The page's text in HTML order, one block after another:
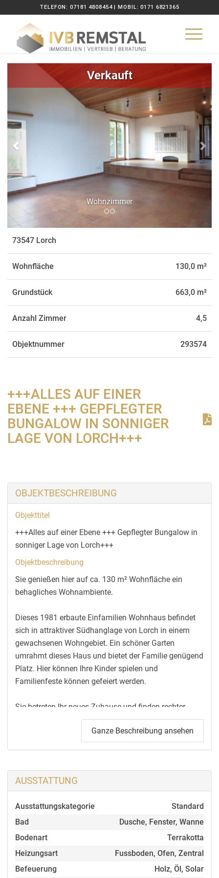
TELEFON: 07181 4808454 | MOBIL: 0171 6821365
Verkauft
Zurück
73547 Lorch
Wohnfläche 130,0 m²
Grundstück 663,0 m²
Anzahl Zimmer 4,5
Objektnummer 293574
+++ALLES AUF EINER
EBENE +++ GEPFLEGTER
BUNGALOW IN SONNIGER
LAGE VON LORCH+++
OBJEKTBESCHREIBUNG
Objekttitel
+++Alles auf einer Ebene +++ Gepflegter Bungalow in
sonniger Lage von Lorch+++
Objektbeschreibung
Sie genießen hier auf ca. 130 m² Wohnfläche ein
behagliches Wohnambiente.
Dieses 1981 erbaute Einfamilien Wohnhaus befindet
sich in attraktiver Südhanglage von Lorch in einem
gewachsenen Wohngebiet. Ein schöner Garten
umrahmt dieses Haus und bietet der Familie genügend
Platz. Hier können Ihre Kinder spielen und
Familienfeste können gefeiert werden.
Sie betreten Ihr neues Zuhause und finden rechter
Hand die Garderobe, das separate WC und die Küche.
Links gelangen Sie über einen großzügigen
Tageslichtbad.
Wohn-/Essbereich mit Kachelofen. Auf ca. 50 qm
bietet er ausreichende Gestaltungsmöglichkeiten.
Bodentiefe Fenster lassen viel Licht in diesen Raum.
Garten in begehrter Süd-Ausrichtung.
Ganze Beschreibung ansehen
AUSSTATTUNG
Ausstattungskategorie
Standard
Bad
Dusche, Fenster, Wanne
Bodenart
Terrakotta
Heizungsart
Fussboden, Ofen, Zentral
Befeuerung
Holz, Öl, Solar